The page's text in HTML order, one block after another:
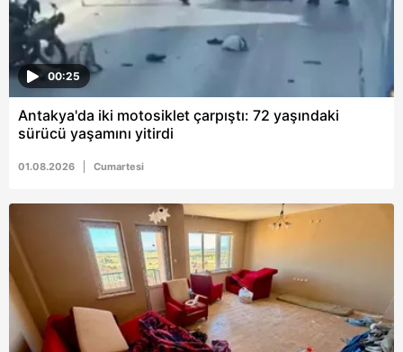
00:25
Antakya'da iki motosiklet çarpıştı: 72 yaşındaki
sürücü yaşamını yitirdi
01.08.2026 Cumartesi